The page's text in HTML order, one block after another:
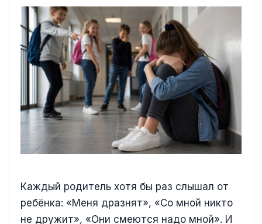
Каждый родитель хотя бы раз слышал от
ребёнка: «Меня дразнят», «Со мной никто
не дружит», «Они смеются надо мной». И